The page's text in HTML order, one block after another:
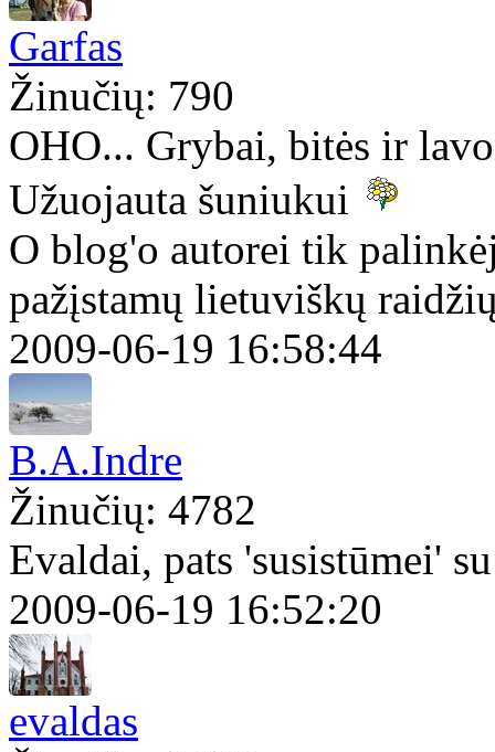
Garfas
Žinučių: 790
OHO... Grybai, bitės ir
Užuojauta šuniukui
O blog'o autorei tik
pažįstamų lietuviškų
2009-06-19 16:58:44
B.A.Indre
Žinučių: 4782
Evaldai, pats 'susistūmei'
2009-06-19 16:52:20
evaldas